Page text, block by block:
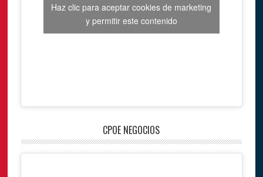
Haz clic para aceptar cookies de marketing
y permitir este contenido
CPOE NEGOCIOS